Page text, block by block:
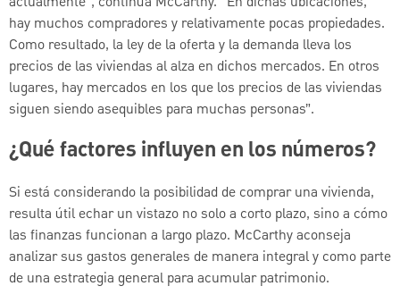
hay muchos compradores y relativamente pocas propiedades.
Como resultado, la ley de la oferta y la demanda lleva los
precios de las viviendas al alza en dichos mercados. En otros
lugares, hay mercados en los que los precios de las viviendas
siguen siendo asequibles para muchas personas”.
¿Qué factores influyen en los números?
Si está considerando la posibilidad de comprar una vivienda,
resulta útil echar un vistazo no solo a corto plazo, sino a cómo
las finanzas funcionan a largo plazo. McCarthy aconseja
analizar sus gastos generales de manera integral y como parte
de una estrategia general para acumular patrimonio.